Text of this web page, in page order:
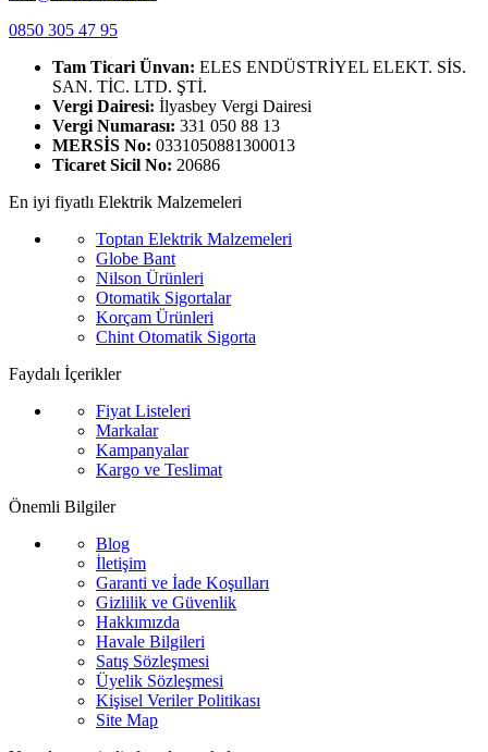
0850 305 47 95
Tam Ticari Ünvan: ELES ENDÜSTRİYEL ELEKT. SİS.
SAN. TİC. LTD. ŞTİ.
Vergi Dairesi: İlyasbey Vergi Dairesi
Vergi Numarası: 331 050 88 13
MERSİS No: 0331050881300013
Ticaret Sicil No: 20686
En iyi fiyatlı Elektrik Malzemeleri
Toptan Elektrik Malzemeleri
Globe Bant
Nilson Ürünleri
Otomatik Sigortalar
Korçam Ürünleri
Chint Otomatik Sigorta
Faydalı İçerikler
Fiyat Listeleri
Markalar
Kampanyalar
Kargo ve Teslimat
Önemli Bilgiler
Blog
İletişim
Garanti ve İade Koşulları
Gizlilik ve Güvenlik
Hakkımızda
Havale Bilgileri
Satış Sözleşmesi
Üyelik Sözleşmesi
Kişisel Veriler Politikası
Site Map